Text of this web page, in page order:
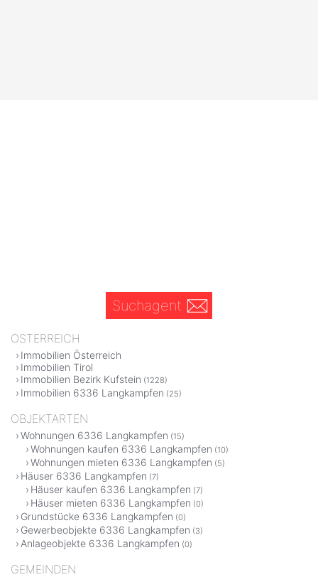
Suchagent
ÖSTERREICH
Immobilien Österreich
Immobilien Tirol
Immobilien Bezirk Kufstein (1228)
Immobilien 6336 Langkampfen (25)
OBJEKTARTEN
Wohnungen 6336 Langkampfen (15)
Wohnungen kaufen 6336 Langkampfen (10)
Wohnungen mieten 6336 Langkampfen (5)
Häuser 6336 Langkampfen (7)
Häuser kaufen 6336 Langkampfen (7)
Häuser mieten 6336 Langkampfen (0)
Grundstücke 6336 Langkampfen (0)
Gewerbeobjekte 6336 Langkampfen (3)
Anlageobjekte 6336 Langkampfen (0)
GEMEINDEN